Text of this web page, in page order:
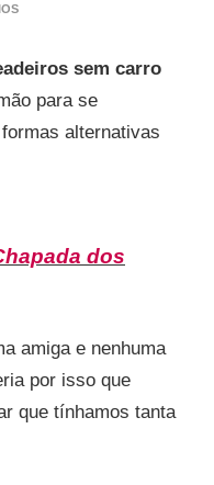
EM
VEADEIROS
SEM
CARRO
sem carro
para se
alternativas
dos
amiga e nenhuma
por isso que
que tínhamos tanta